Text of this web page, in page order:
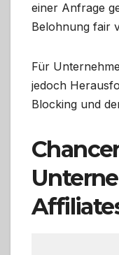
einer Anfrage
Belohnung fair
Für
jedoch
Blocking und